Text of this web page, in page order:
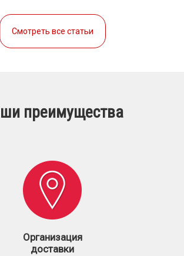
Смотреть все статьи
преимущества
Организация
доставки